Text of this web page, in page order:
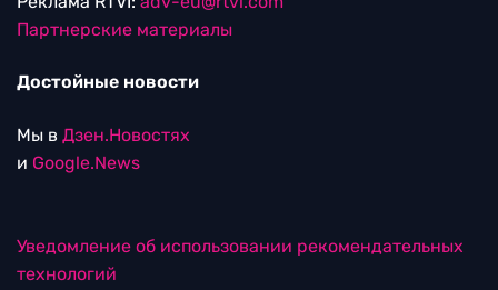
Партнерские материалы
Достойные новости
Мы в Дзен.Новостях
и Google.News
Уведомление об использовании рекомендательных
технологий